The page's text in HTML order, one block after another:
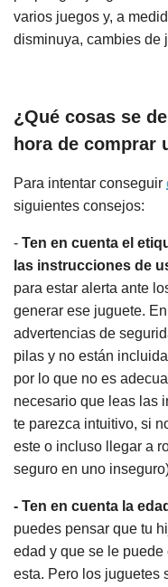
varios juegos y, a
disminuya, cambies de
¿Qué cosas se
hora de comprar
Para intentar conseguir
siguientes consejos:
- Ten en cuenta el
las instrucciones de
para estar alerta ante
generar ese juguete.
advertencias de
pilas y no están
por lo que no es
necesario que leas las
te parezca intuitivo, si
este o incluso llegar a
seguro en uno
- Ten en cuenta la
puedes pensar que tu
edad y que se le
esta. Pero los juguetes